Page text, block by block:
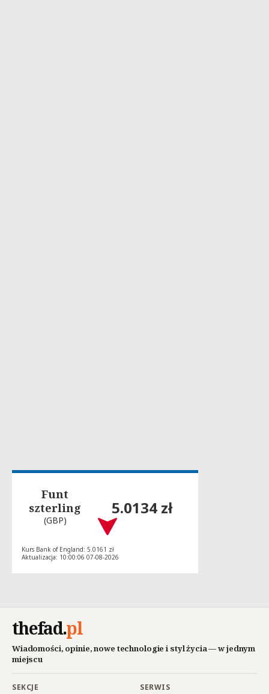
Funt
szterling
(GBP)
5.0134 zł
Kurs Bank of England: 5.0161 zł
Aktualizacja: 10:00:06 07-08-2026
thefad.pl
Wiadomości, opinie, nowe technologie i styl życia — w jednym
miejscu
SEKCJE SERWIS